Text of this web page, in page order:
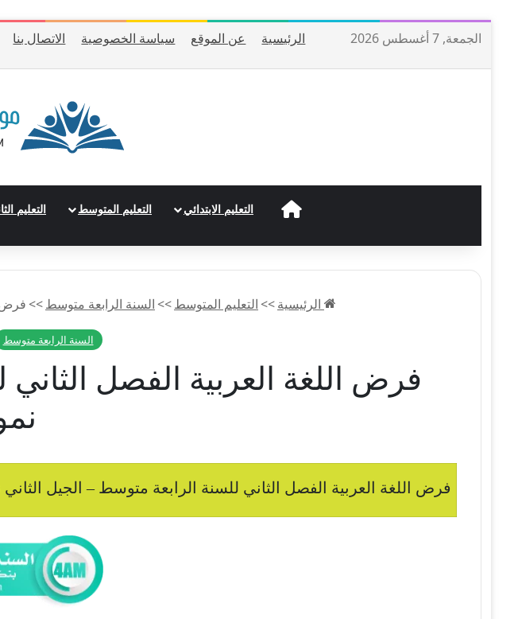
الجمعة, 7 أغسطس 2026 الرئيسية عن الموقع سياسة الخصوصية الاتصال بنا
الرئيسيةالتعليم الابتدائي التعليم المتوسط التعليم
الرئيسية>>التعليم المتوسط>>السنة الرابعة متوسط>>فرض
السنة الرابعة متوسط
فرض اللغة العربية الفصل
فرض اللغة العربية الفصل الثاني للسنة الرابعة متوسط – الجيل الثاني